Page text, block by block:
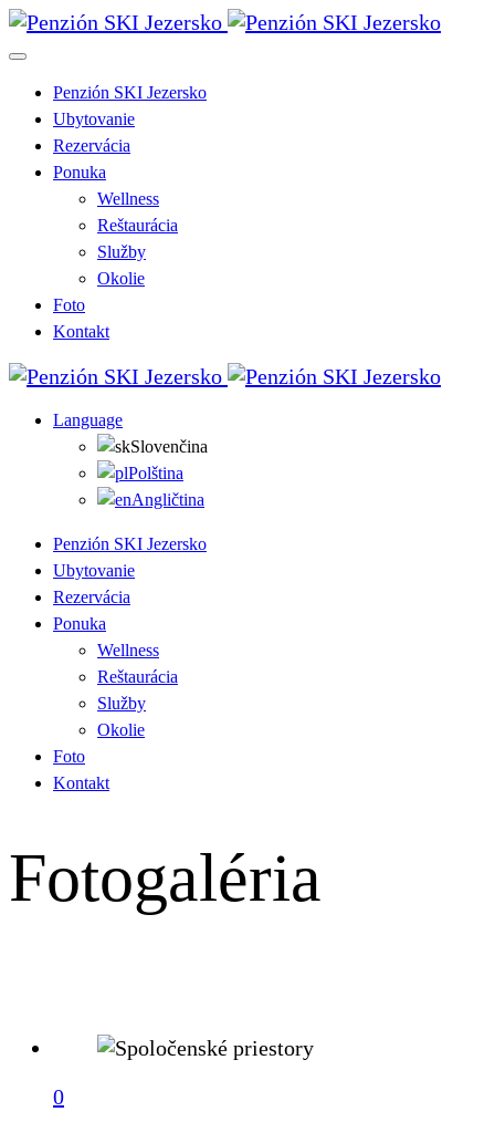
Penzión SKI Jezersko
Ubytovanie
Rezervácia
Ponuka
Wellness
Reštaurácia
Služby
Okolie
Foto
Kontakt
Language
Slovenčina
Polština
Angličtina
Penzión SKI Jezersko
Ubytovanie
Rezervácia
Ponuka
Wellness
Reštaurácia
Služby
Okolie
Foto
Kontakt
Fotogaléria
0